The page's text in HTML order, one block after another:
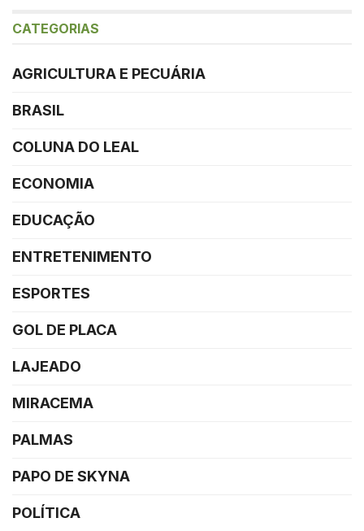
CATEGORIAS
AGRICULTURA E PECUÁRIA
BRASIL
COLUNA DO LEAL
ECONOMIA
EDUCAÇÃO
ENTRETENIMENTO
ESPORTES
GOL DE PLACA
LAJEADO
MIRACEMA
PALMAS
PAPO DE SKYNA
POLÍTICA